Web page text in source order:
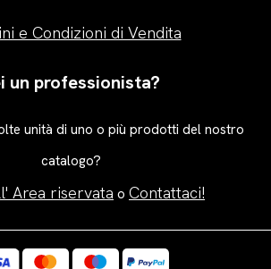
e Condizioni di Vendita
un professionista?
unità di uno o più prodotti del nostro
catalogo?
Area riservata o Contattaci!